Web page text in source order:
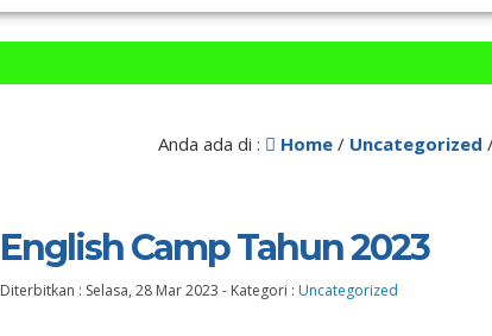
Anda ada di : Home / Uncategorized
English Camp Tahun 2023
Diterbitkan : Selasa, 28 Mar 2023 - Kategori : Uncategorized